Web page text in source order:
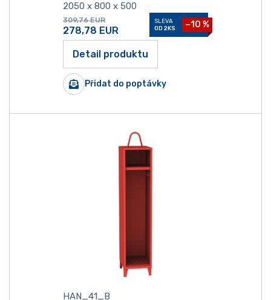
2050 x 800 x 500
309,76 EUR
278,78 EUR
SLEVA
OD 2KS
−10 %
Detail produktu
Přidat do poptávky
HAN_41_B